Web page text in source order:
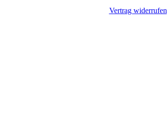
Vertrag widerrufen